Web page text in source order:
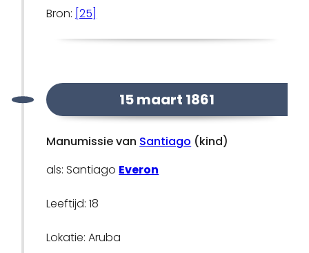
Bron: [25]
15 maart 1861
Manumissie van Santiago (kind)
als: Santiago Everon
Leeftijd: 18
Lokatie: Aruba